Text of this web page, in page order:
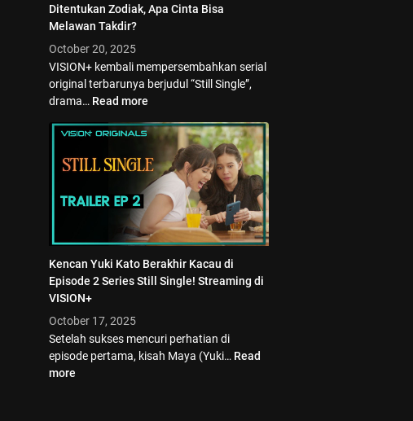
Ditentukan Zodiak, Apa Cinta Bisa
Melawan Takdir?
October 20, 2025
VISION+ kembali mempersembahkan serial
original terbarunya berjudul “Still Single”,
drama… Read more
Kencan Yuki Kato Berakhir Kacau di
Episode 2 Series Still Single! Streaming di
VISION+
October 17, 2025
Setelah sukses mencuri perhatian di
episode pertama, kisah Maya (Yuki… Read
more